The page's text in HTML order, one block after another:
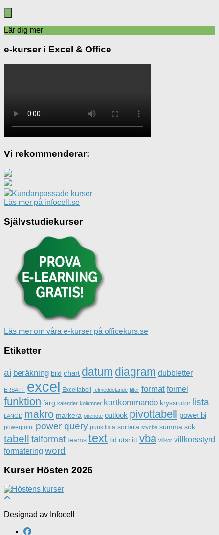
Lär dig mer
e-kurser i Excel & Office
Vi rekommenderar:
Kundanpassade kurser
Läs mer på infocell.se
Självstudiekurser
Läs mer om våra e-kurser på officekurs.se
Etiketter
ai beräkning bild chart datum diagram dubbletter
ERSÄTT excel Exceltabell felmeddelande filter format formel
funktion färg kalender kolumner kortkommando kryssrutor lista
LÄNGD makro markera onenote outlook pivottabell power bi
powerpoint power query punktlista sortera stycke summa sök
tabell talformat teams text tid utsnitt vba villkor villkorsstyrd
formatering word
Kurser Hösten 2026
Designad av Infocell